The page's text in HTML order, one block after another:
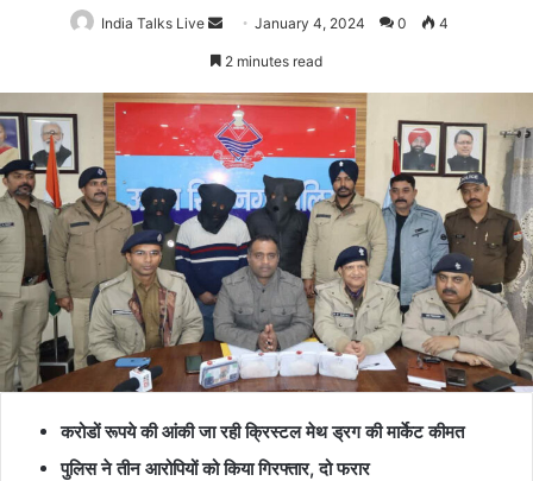
India Talks Live
Send
an
January 4, 2024 0 4
2 minutes read
करोडों रूपये की आंकी जा रही क्रिस्टल मेथ ड्रग की मार्केट कीमत
पुलिस ने तीन आरोपियों को किया गिरफ्तार, दो फरार